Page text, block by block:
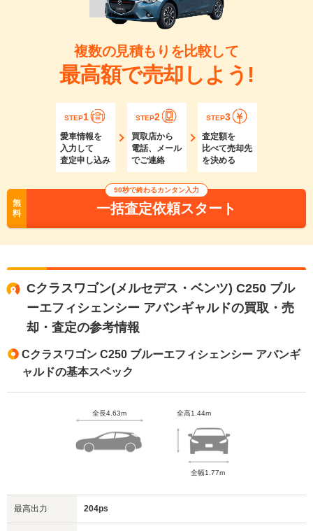
複数の見積もりを比較して
最高額で売却しよう!
STEP1
愛車情報を
入力して
査定申し込み
STEP2
買取店から
電話、メール
でご連絡
STEP3
査定額を
比べて売却先
を決める
無
料
90秒で終わるカンタン入力
一括査定依頼スタート
Cクラスワゴン(メルセデス・ベンツ) C250 ブル
ーエフィシェンシー アバンギャルドの買取・売
却・査定の参考情報
Cクラスワゴン C250 ブルーエフィシェンシー アバンギ
ャルドの基本スペック
全長4.63m 全高1.44m
全幅1.77m
最高出力 204ps